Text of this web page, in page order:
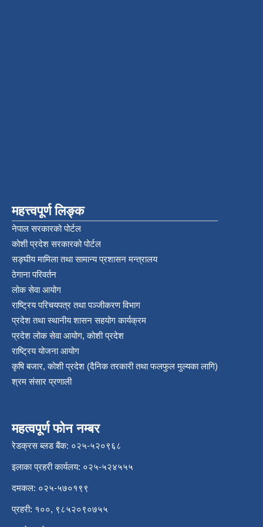
महत्त्वपूर्ण लिङ्क
नेपाल सरकारको पोर्टल
कोशी प्रदेश सरकारको पोर्टल
सङ्‍घीय मामिला तथा सामान्य प्रशासन मन्त्रालय
ठेगाना परिवर्तन
लोक सेवा आयोग
राष्ट्रिय परिचयपत्र तथा पञ्‍जीकरण विभाग
प्रदेश तथा स्थानीय शासन सहयोग कार्यक्रम
प्रदेश लोक सेवा आयोग, कोशी प्रदेश
राष्ट्रिय योजना आयोग
कृषि बजार, कोशी प्रदेश (दैनिक तरकारी तथा फलफुल मुल्यका लागि)
श्रम संसार प्रणाली
महत्वपूर्ण फोन नम्बर
रेडक्रस ब्लड बैंक: ०२५-५२०९६८
इलाका प्रहरी कार्यलय: ०२५-५२४५५५
दमकल: ०२५-५७०१९९
प्रहरी: १००, ९८५२०९०७५५